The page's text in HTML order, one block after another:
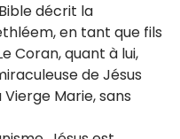
décrit la
en tant que fils
Coran, quant à lui,
de Jésus
Marie, sans